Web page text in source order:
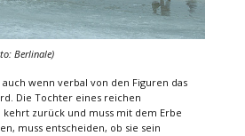
Berlinale)
auch wenn verbal von den Figuren das
Die Tochter eines reichen
zurück und muss mit dem Erbe
muss entscheiden, ob sie sein